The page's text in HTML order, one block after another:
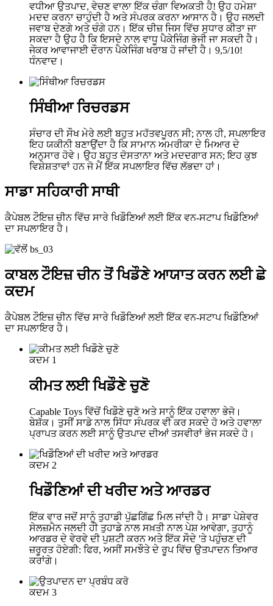
ਵਧੀਆ ਉਤਪਾਦ, ਵੇਚਣ ਵਾਲਾ ਇੱਕ ਚੰਗਾ ਵਿਅਕਤੀ ਹੈ! ਉਹ ਹਮੇਸ਼ਾ
ਮਦਦ ਕਰਨਾ ਚਾਹੁੰਦੀ ਹੈ ਅਤੇ ਸੰਪਰਕ ਕਰਨਾ ਆਸਾਨ ਹੈ। ਉਹ ਜਲਦੀ
ਜਵਾਬ ਦੇਣਗੇ ਅਤੇ ਚੰਗੇ ਹਨ। ਇੱਕ ਚੀਜ਼ ਜਿਸ ਵਿੱਚ ਸੁਧਾਰ ਕੀਤਾ ਜਾ
ਸਕਦਾ ਹੈ ਉਹ ਹੈ ਕਿ ਇਸਦੇ ਨਾਲ ਵਾਧੂ ਪੈਕੇਜਿੰਗ ਭੇਜੀ ਜਾ ਸਕਦੀ ਹੈ।
ਜੇਕਰ ਆਵਾਜਾਈ ਦੌਰਾਨ ਪੈਕੇਜਿੰਗ ਖਰਾਬ ਹੋ ਜਾਂਦੀ ਹੈ। 9,5/10!
ਧੰਨਵਾਦ।
ਸਿੰਥੀਆ ਰਿਚਰਡਸ
ਸੰਚਾਰ ਦੀ ਸੌਖ ਮੇਰੇ ਲਈ ਬਹੁਤ ਮਹੱਤਵਪੂਰਨ ਸੀ; ਨਾਲ ਹੀ, ਸਪਲਾਇਰ
ਇਹ ਯਕੀਨੀ ਬਣਾਉਂਦਾ ਹੈ ਕਿ ਸਾਮਾਨ ਅਮਰੀਕਾ ਦੇ ਮਿਆਰ ਦੇ
ਅਨੁਸਾਰ ਹੋਵੇ। ਉਹ ਬਹੁਤ ਦੋਸਤਾਨਾ ਅਤੇ ਮਦਦਗਾਰ ਸਨ; ਇਹ ਕੁਝ
ਵਿਸ਼ੇਸ਼ਤਾਵਾਂ ਹਨ ਜੋ ਮੈਂ ਇੱਕ ਸਪਲਾਇਰ ਵਿੱਚ ਲੱਭਦਾ ਹਾਂ।
ਸਾਡਾ ਸਹਿਕਾਰੀ ਸਾਥੀ
ਕੈਪੇਬਲ ਟੌਇਜ਼ ਚੀਨ ਵਿੱਚ ਸਾਰੇ ਖਿਡੌਣਿਆਂ ਲਈ ਇੱਕ ਵਨ-ਸਟਾਪ ਖਿਡੌਣਿਆਂ
ਦਾ ਸਪਲਾਇਰ ਹੈ।
ਕਾਬਲ ਟੌਇਜ਼ ਚੀਨ ਤੋਂ ਖਿਡੌਣੇ ਆਯਾਤ ਕਰਨ ਲਈ ਛੇ
ਕਦਮ
ਕੈਪੇਬਲ ਟੌਇਜ਼ ਚੀਨ ਵਿੱਚ ਸਾਰੇ ਖਿਡੌਣਿਆਂ ਲਈ ਇੱਕ ਵਨ-ਸਟਾਪ ਖਿਡੌਣਿਆਂ
ਦਾ ਸਪਲਾਇਰ ਹੈ।
ਕਦਮ 1
ਕੀਮਤ ਲਈ ਖਿਡੌਣੇ ਚੁਣੋ
Capable Toys ਵਿੱਚੋਂ ਖਿਡੌਣੇ ਚੁਣੋ ਅਤੇ ਸਾਨੂੰ ਇੱਕ ਹਵਾਲਾ ਭੇਜੋ।
ਬੇਸ਼ੱਕ। ਤੁਸੀਂ ਸਾਡੇ ਨਾਲ ਸਿੱਧਾ ਸੰਪਰਕ ਵੀ ਕਰ ਸਕਦੇ ਹੋ ਅਤੇ ਹਵਾਲਾ
ਪ੍ਰਾਪਤ ਕਰਨ ਲਈ ਸਾਨੂੰ ਉਤਪਾਦ ਦੀਆਂ ਤਸਵੀਰਾਂ ਭੇਜ ਸਕਦੇ ਹੋ।
ਕਦਮ 2
ਖਿਡੌਣਿਆਂ ਦੀ ਖਰੀਦ ਅਤੇ ਆਰਡਰ
ਇੱਕ ਵਾਰ ਜਦੋਂ ਸਾਨੂੰ ਤੁਹਾਡੀ ਪੁੱਛਗਿੱਛ ਮਿਲ ਜਾਂਦੀ ਹੈ। ਸਾਡਾ ਪੇਸ਼ੇਵਰ
ਸੇਲਜ਼ਮੈਨ ਜਲਦੀ ਹੀ ਤੁਹਾਡੇ ਨਾਲ ਸਖ਼ਤੀ ਨਾਲ ਪੇਸ਼ ਆਵੇਗਾ, ਤੁਹਾਨੂੰ
ਆਰਡਰ ਦੇ ਵੇਰਵੇ ਦੀ ਪੁਸ਼ਟੀ ਕਰਨ ਅਤੇ ਇੱਕ ਸੌਦੇ 'ਤੇ ਪਹੁੰਚਣ ਦੀ
ਜ਼ਰੂਰਤ ਹੋਏਗੀ: ਫਿਰ, ਅਸੀਂ ਸਮਝੌਤੇ ਦੇ ਰੂਪ ਵਿੱਚ ਉਤਪਾਦਨ ਤਿਆਰ
ਕਰਾਂਗੇ।
ਕਦਮ 3